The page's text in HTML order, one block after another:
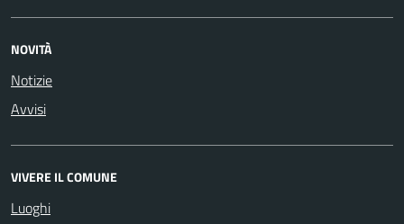
NOVITÀ
Notizie
Avvisi
VIVERE IL COMUNE
Luoghi